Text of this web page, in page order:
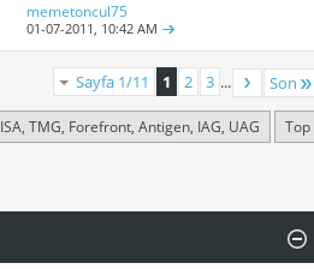
memetoncul75
01-07-2011, 10:42 AM
Sayfa 1/11 1 2 3 ... Son
ISA, TMG, Forefront, Antigen, IAG, UAG Top